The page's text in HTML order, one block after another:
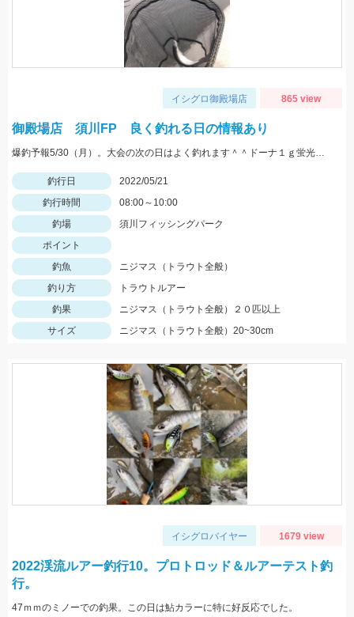
イシグロ御殿場店 865 view
御殿場店 須川FP 良く釣れる日の情報あり
爆釣予報5/30（月）。大会の次の日はよく釣れます＾＾ドーナ１ｇ蛍光ザキヤマメやミノーなどがオススメ。
釣行日
2022/05/21
釣行時間
08:00～10:00
釣場
須川フィッシングパーク
ポイント
釣魚
ニジマス（トラウト全般）
釣り方
トラウトルアー
釣果
ニジマス（トラウト全般）２０匹以上
サイズ
ニジマス（トラウト全般）20~30cm
イシグロバイヤー 1679 view
2022渓流ルアー釣行10。プロトロッド＆ルアーテスト釣
行。
47ｍｍのミノーでの釣果。この日は鮎カラーに特に好反応でした。